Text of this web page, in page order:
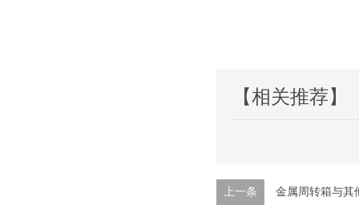
【相关推荐】
上一条 金属周转箱与其